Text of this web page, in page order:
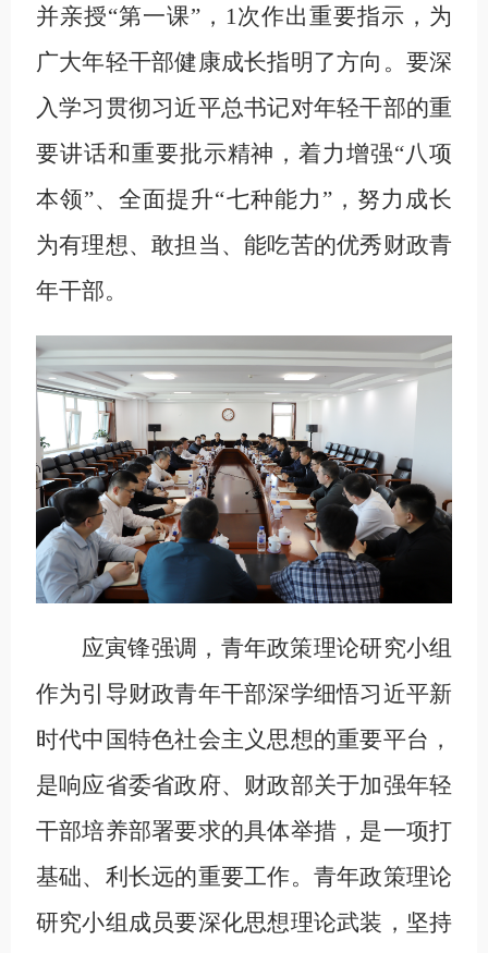
并亲授“第一课”，1次作出重要指示，为
广大年轻干部健康成长指明了方向。要深
入学习贯彻习近平总书记对年轻干部的重
要讲话和重要批示精神，着力增强“八项
本领”、全面提升“七种能力”，努力成长
为有理想、敢担当、能吃苦的优秀财政青
年干部。
应寅锋强调，青年政策理论研究小组
作为引导财政青年干部深学细悟习近平新
时代中国特色社会主义思想的重要平台，
是响应省委省政府、财政部关于加强年轻
干部培养部署要求的具体举措，是一项打
基础、利长远的重要工作。青年政策理论
研究小组成员要深化思想理论武装，坚持